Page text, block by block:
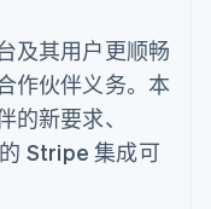
卡
务
及其用户更顺畅
作伙伴义务。本
新要求、
Stripe 集成可